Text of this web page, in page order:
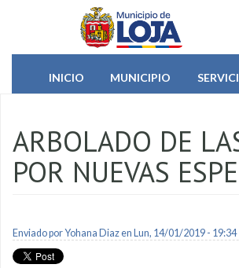
Pasar al contenido principal
INICIO
MUNICIPIO
ARBOLADO DE
POR NUEVAS
Enviado porYohana Diazen Lun, 14/01/2019 - 19:34